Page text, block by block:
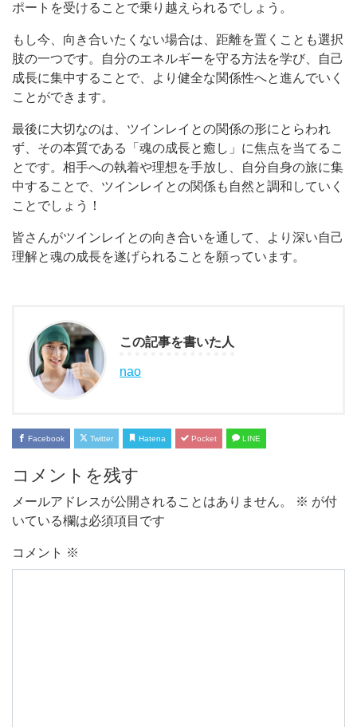
ポートを受けることで乗り越えられるでしょう。
もし今、向き合いたくない場合は、距離を置くことも選択
肢の一つです。自分のエネルギーを守る方法を学び、自己
成長に集中することで、より健全な関係性へと進んでいく
ことができます。
最後に大切なのは、ツインレイとの関係の形にとらわれ
ず、その本質である「魂の成長と癒し」に焦点を当てるこ
とです。相手への執着や理想を手放し、自分自身の旅に集
中することで、ツインレイとの関係も自然と調和していく
ことでしょう！
皆さんがツインレイとの向き合いを通して、より深い自己
理解と魂の成長を遂げられることを願っています。
この記事を書いた人
nao
Facebook Twitter Hatena Pocket LINE
コメントを残す
メールアドレスが公開されることはありません。 ※ が付
いている欄は必須項目です
コメント ※